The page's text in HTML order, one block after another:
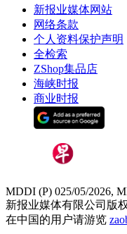
新报业媒体网站
网络条款
个人资料保护声明
全检索
ZShop集品店
海峡时报
商业时报
MDDI (P) 025/05/2026,
新报业媒体有限公司版
在中国的用户请游览